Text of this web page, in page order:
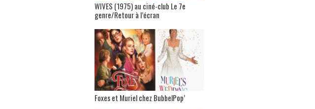
WIVES (1975) au ciné-club Le 7e
genre/Retour à l’écran
Foxes et Muriel chez BubbelPop’